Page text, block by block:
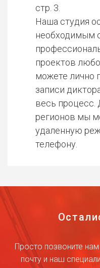
стр. 3.
Наша студия
необходимым
проектов
можете лично
записи
весь процесс.
регионов мы
удаленную
телефону.
Просто позвоните
почту и наш